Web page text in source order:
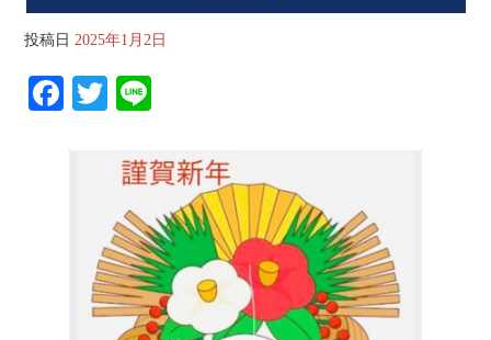
投稿日 2025年1月2日
Fa T
tte